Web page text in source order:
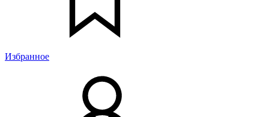
Избранное